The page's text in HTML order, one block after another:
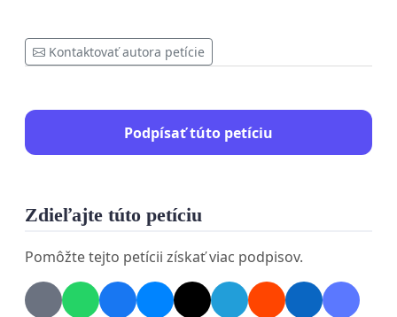
Kontaktovať autora petície
Podpísať túto petíciu
Zdieľajte túto petíciu
Pomôžte tejto petícii získať viac podpisov.